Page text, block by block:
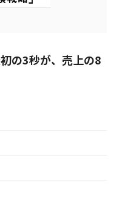
の3秒が、売上の8